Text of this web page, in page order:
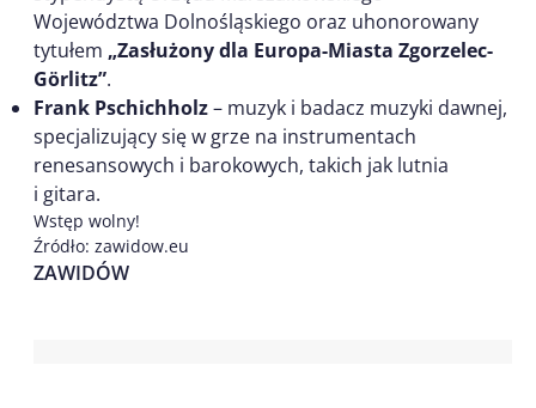
Województwa Dolnośląskiego oraz uhonorowany
tytułem „Zasłużony dla Europa-Miasta Zgorzelec-
Görlitz”.
Frank Pschichholz– muzyk i badacz muzyki dawnej,
specjalizujący się w grze na instrumentach
renesansowych i barokowych, takich jak lutnia
i gitara.
Wstęp wolny!
Źródło: zawidow.eu
ZAWIDÓW